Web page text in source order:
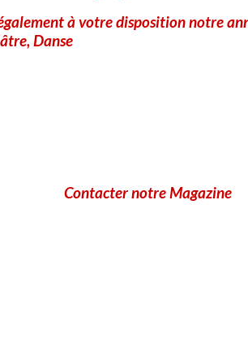
à votre disposition notre
Danse
Contacter notre Magazine